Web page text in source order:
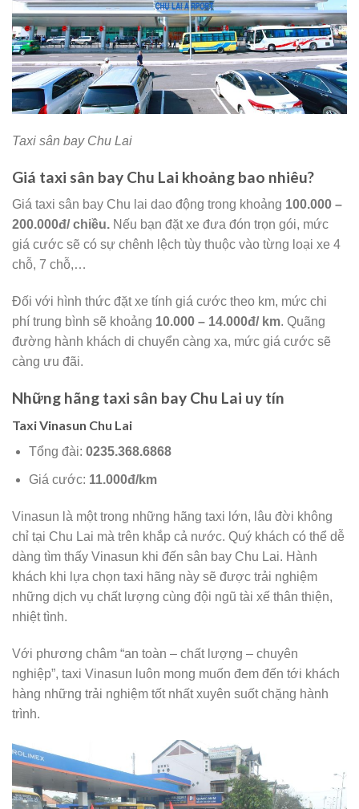
Taxi sân bay Chu Lai
Giá taxi sân bay Chu Lai khoảng bao nhiêu?
Giá taxi sân bay Chu lai dao động trong khoảng 100.000 –
200.000đ/ chiều. Nếu bạn đặt xe đưa đón trọn gói, mức
giá cước sẽ có sự chênh lệch tùy thuộc vào từng loại xe 4
chỗ, 7 chỗ,…
Đối với hình thức đặt xe tính giá cước theo km, mức chi
phí trung bình sẽ khoảng 10.000 – 14.000đ/ km. Quãng
đường hành khách di chuyển càng xa, mức giá cước sẽ
càng ưu đãi.
Những hãng taxi sân bay Chu Lai uy tín
Taxi Vinasun Chu Lai
Tổng đài: 0235.368.6868
Giá cước: 11.000đ/km
Vinasun là một trong những hãng taxi lớn, lâu đời không
chỉ tại Chu Lai mà trên khắp cả nước. Quý khách có thể dễ
dàng tìm thấy Vinasun khi đến sân bay Chu Lai. Hành
khách khi lựa chọn taxi hãng này sẽ được trải nghiệm
những dịch vụ chất lượng cùng đội ngũ tài xế thân thiện,
nhiệt tình.
Với phương châm “an toàn – chất lượng – chuyên
nghiệp”, taxi Vinasun luôn mong muốn đem đến tới khách
hàng những trải nghiệm tốt nhất xuyên suốt chặng hành
trình.